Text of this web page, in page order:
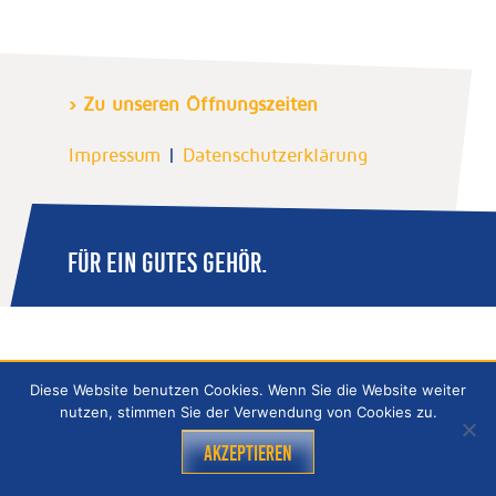
› Zu unseren Öffnungszeiten
Impressum | Datenschutzerklärung
FÜR EIN GUTES GEHÖR.
Diese Website benutzen Cookies. Wenn Sie die Website weiter
nutzen, stimmen Sie der Verwendung von Cookies zu.
Akzeptieren